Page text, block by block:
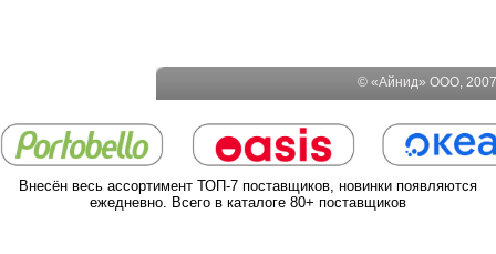
© «Айнид» ООО,
Внесён весь ассортимент ТОП-7 поставщиков, новинки появляются
ежедневно. Всего в каталоге 80+ поставщиков